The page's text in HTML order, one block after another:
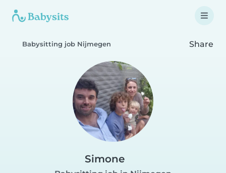
Babysitting job Nijmegen Share
Simone